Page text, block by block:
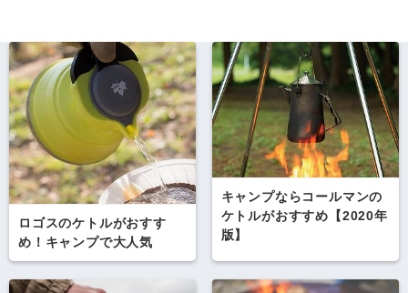
ロゴスのケトルがおすす
め！キャンプで大人気
キャンプならコールマンの
ケトルがおすすめ【2020年
版】